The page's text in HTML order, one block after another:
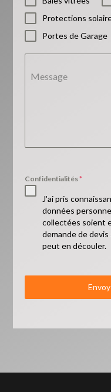
Protections
Portes de Garage
Message
Confidentialités*
J'ai pris
données
collectées soient
demande de
peut en découler.